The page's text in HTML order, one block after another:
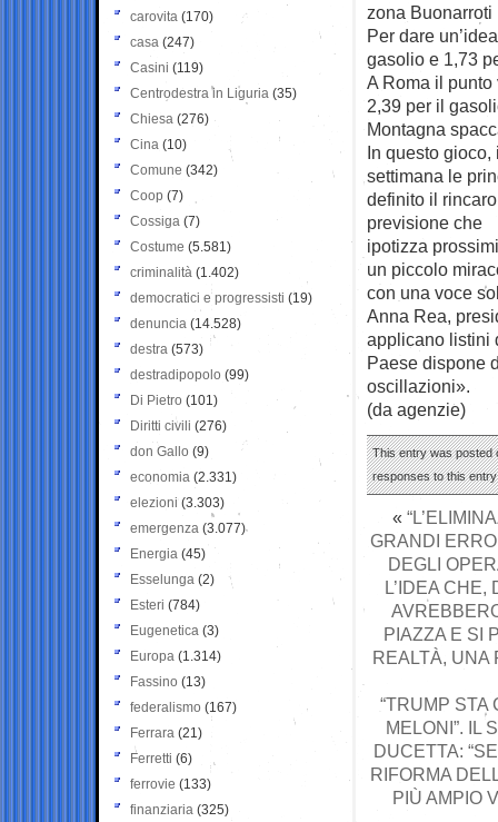
zona
Per dare
gasolio e 1,73
A Roma il
2,39 per il
Montagna
In questo
settimana le
definito il
previsione che
ipotizza
un piccolo
con una voce
Anna Rea,
applicano listini
Paese dispone
oscillazioni».
(da agenzie)
This entry was posted
responses to this
«
GRANDI
DEGLI
L’IDEA
PIAZZA E SI
REALTÀ, UNA
“TRUMP STA
MELONI”. IL
DUCETTA:
RIFORMA
PIÙ AMPIO
carovita (170)
casa (247)
Casini (119)
Centrodestra in Liguria (35)
Chiesa (276)
Cina (10)
Comune (342)
Coop (7)
Cossiga (7)
Costume (5.581)
criminalità (1.402)
democratici e progressisti (19)
denuncia (14.528)
destra (573)
destradipopolo (99)
Di Pietro (101)
Diritti civili (276)
don Gallo (9)
economia (2.331)
elezioni (3.303)
emergenza (3.077)
Energia (45)
Esselunga (2)
Esteri (784)
Eugenetica (3)
Europa (1.314)
Fassino (13)
federalismo (167)
Ferrara (21)
Ferretti (6)
ferrovie (133)
finanziaria (325)